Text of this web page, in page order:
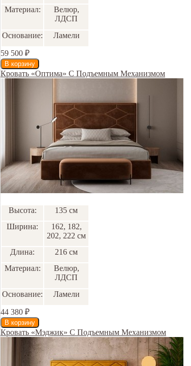
Материал:
Велюр,
ЛДСП
Основание:
Ламели
59 500 ₽
Кровать «Оптима» С Подъемным Механизмом
Высота:
135 см
Ширина:
162, 182,
202, 222 см
Длина:
216 см
Материал:
Велюр,
ЛДСП
Основание:
Ламели
44 380 ₽
Кровать «Мэджик» С Подъемным Механизмом